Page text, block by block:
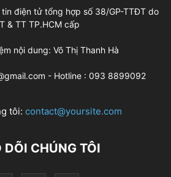
điện tử tổng hợp số 38/GP-TTĐT do
& TT TP.HCM cấp
nội dung: Võ Thị Thanh Hà
- Hotline : 093 8899092
tôi: contact@yoursite.com
DÕI CHÚNG TÔI